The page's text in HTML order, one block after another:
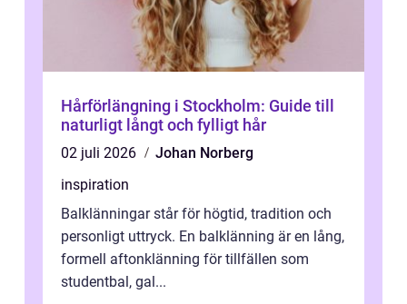
Hårförlängning i Stockholm: Guide till
naturligt långt och fylligt hår
02 juli 2026
Johan Norberg
inspiration
Balklänningar står för högtid, tradition och
personligt uttryck. En balklänning är en lång,
formell aftonklänning för tillfällen som
studentbal, gal...